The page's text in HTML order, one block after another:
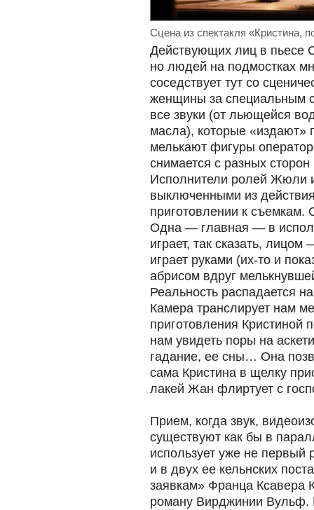
Сцена из спектакля «Кристина,
Действующих лиц в пьесе
но людей на подмостках
соседствует тут со
женщины за специальным
все звуки (от льющейся
масла), которые «издают»
мелькают фигуры
снимается с разных
Исполнители ролей Жюли
выключенными из
приготовлении к съемкам.
Одна — главная — в
играет, так сказать,
играет руками (их-то и
абрисом вдруг
Реальность распадается
Камера транслирует нам
приготовления Кристиной
нам увидеть поры на
гадание, ее сны… Она
сама Кристина в щелку
лакей Жан флиртует с
Прием, когда звук,
существуют как бы в
использует уже не
и в двух ее кельнских
заявкам» Франца Ксавера
роману Вирджинии Вульф.